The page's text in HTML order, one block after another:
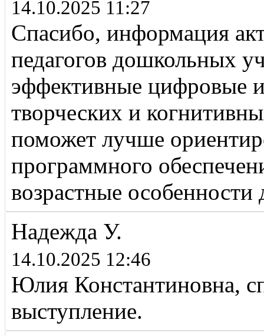
14.10.2025 11:27
Спасибо, информация
педагогов дошкольных
эффективные цифровые
творческих и
поможет лучше
программного
возрастные
Надежда У.
14.10.2025 12:46
Юлия Константиновна,
выступление.